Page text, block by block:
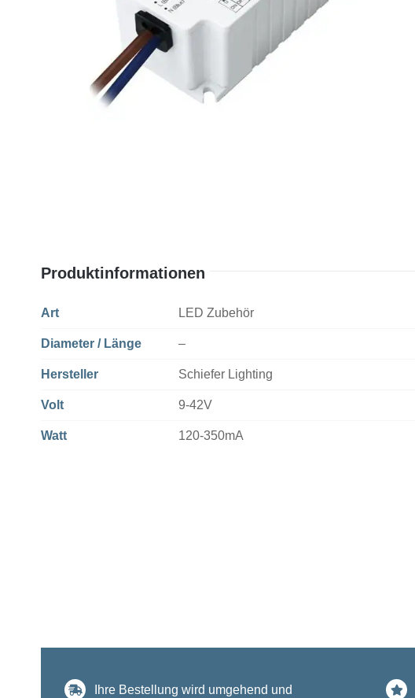
Produktinformationen
Art LED Zubehör
Diameter / Länge –
Hersteller Schiefer Lighting
Volt 9-42V
Watt 120-350mA
Ihre Bestellung wird umgehend und